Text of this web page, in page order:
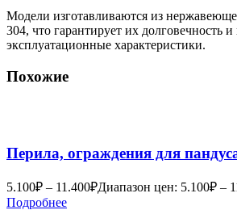
Модели изготавливаются из
304, что гарантирует их долговечность
эксплуатационные характеристики.
Похожие
Перила, ограждения для
5.100₽ – 11.400₽Диапазон цен: 5.100₽ –
Подробнее